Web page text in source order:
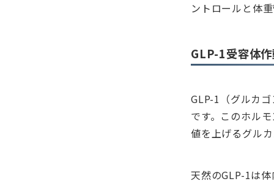
ントロールと体
GLP-1受容体
GLP-1（グルカ
です。このホル
値を上げるグル
天然のGLP-1は